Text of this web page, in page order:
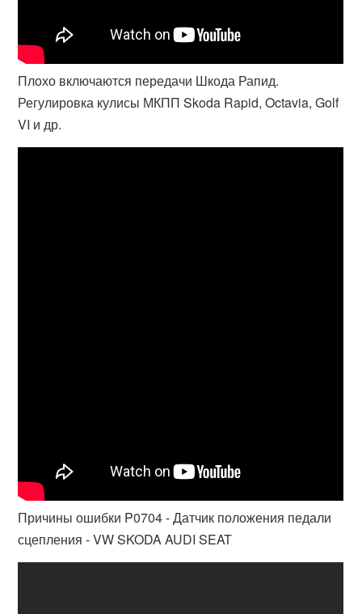
Плохо включаются передачи Шкода Рапид.
Регулировка кулисы МКПП Skoda Rapid, Octavia, Golf
VI и др.
Причины ошибки P0704 - Датчик положения педали
сцепления - VW SKODA AUDI SEAT